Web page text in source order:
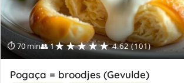
⏱ 70 min👥 1★★★★★ 4.62 (101)
Pogaça = broodjes (Gevulde)